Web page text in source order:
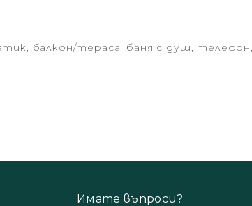
балкон/тераса, баня с душ,
Имате въпроси?